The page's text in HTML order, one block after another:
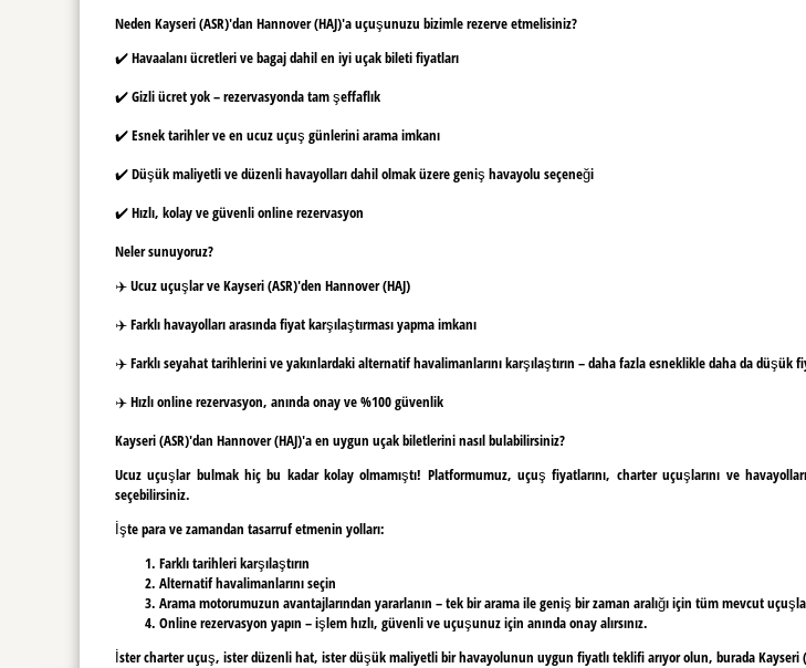
Neden Kayseri (ASR)'dan Hannover (HAJ)'a uçuşunuzu bizimle rezerve etmelisiniz?
✔️ Havaalanı ücretleri ve bagaj dahil en iyi uçak bileti fiyatları
✔️ Gizli ücret yok – rezervasyonda tam şeffaflık
✔️ Esnek tarihler ve en ucuz uçuş günlerini arama imkanı
✔️ Düşük maliyetli ve düzenli havayolları dahil olmak üzere geniş havayolu seçeneği
✔️ Hızlı, kolay ve güvenli online rezervasyon
Neler sunuyoruz?
✈️ Ucuz uçuşlar ve Kayseri (ASR)'den Hannover (HAJ)
✈️ Farklı havayolları arasında fiyat karşılaştırması yapma imkanı
✈️ Farklı seyahat tarihlerini ve yakınlardaki alternatif havalimanlarını karşılaştırın – daha fazla esneklikle daha da düşük
✈️ Hızlı online rezervasyon, anında onay ve %100 güvenlik
Kayseri (ASR)'dan Hannover (HAJ)'a en uygun uçak biletlerini nasıl bulabilirsiniz?
Ucuz uçuşlar bulmak hiç bu kadar kolay olmamıştı! Platformumuz, uçuş fiyatlarını, charter uçuşlarını ve
seçebilirsiniz.
İşte para ve zamandan tasarruf etmenin yolları:
Farklı tarihleri karşılaştırın
Alternatif havalimanlarını seçin
Arama motorumuzun avantajlarından yararlanın – tek bir arama ile geniş bir zaman aralığı için tüm mevcut
Online rezervasyon yapın – işlem hızlı, güvenli ve uçuşunuz için anında onay alırsınız.
İster charter uçuş, ister düzenli hat, ister düşük maliyetli bir havayolunun uygun fiyatlı teklifi arıyor olun, burada Kayseri